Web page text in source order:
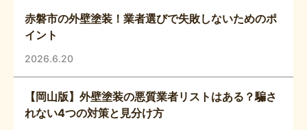
赤磐市の外壁塗装！業者選びで失敗しないためのポ
イント
2026.6.20
【岡山版】外壁塗装の悪質業者リストはある？騙さ
れない4つの対策と見分け方